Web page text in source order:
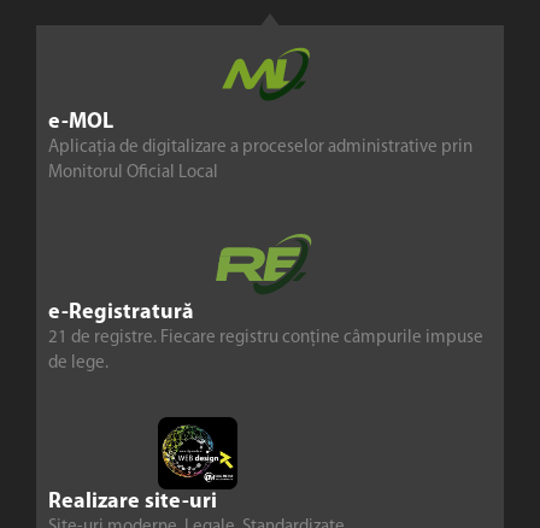
e-MOL
Aplicația de digitalizare a proceselor administrative prin
Monitorul Oficial Local
e-Registratură
21 de registre. Fiecare registru conține câmpurile impuse
de lege.
Realizare site-uri